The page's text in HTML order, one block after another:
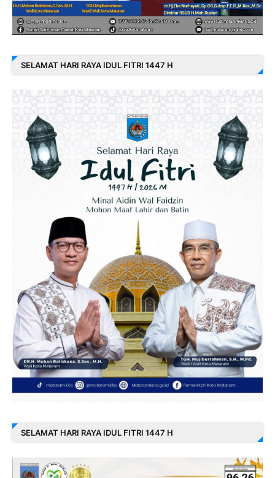
SELAMAT HARI RAYA IDUL FITRI 1447 H
SELAMAT HARI RAYA IDUL FITRI 1447 H